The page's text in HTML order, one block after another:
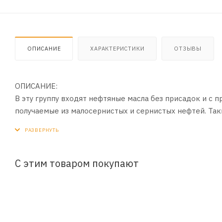
ОПИСАНИЕ ХАРАКТЕРИСТИКИ ОТЗЫВЫ
ОПИСАНИЕ:
В эту группу входят нефтяные масла без присадок и
получаемые из малосернистых и сернистых нефтей.
антиокислительным и антикоррозионным свойствам
С этим товаром покупают